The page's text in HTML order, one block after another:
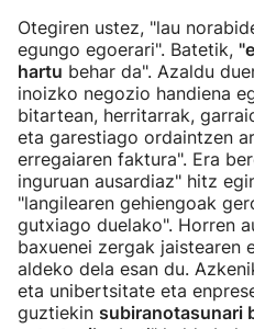
Otegiren ustez, "lau
egungo egoerari". Batetik,
hartu behar da". Azaldu
inoizko negozio handiena
bitartean, herritarrak,
eta garestiago ordaintzen
erregaiaren faktura". Era
inguruan ausardiaz" hitz
"langilearen gehiengoak
gutxiago duelako". Horren
baxuenei zergak jaistearen
aldeko dela esan du.
eta unibertsitate eta
guztiekin subiranotasunari